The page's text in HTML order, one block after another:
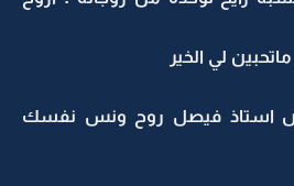
لي الخير
استاذ فيصل روح ونس نفسك